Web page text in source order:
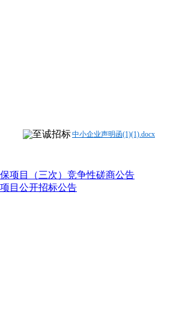
中小企业声明函(1)(1).docx
项目（三次）竞争性磋商公告
目公开招标公告